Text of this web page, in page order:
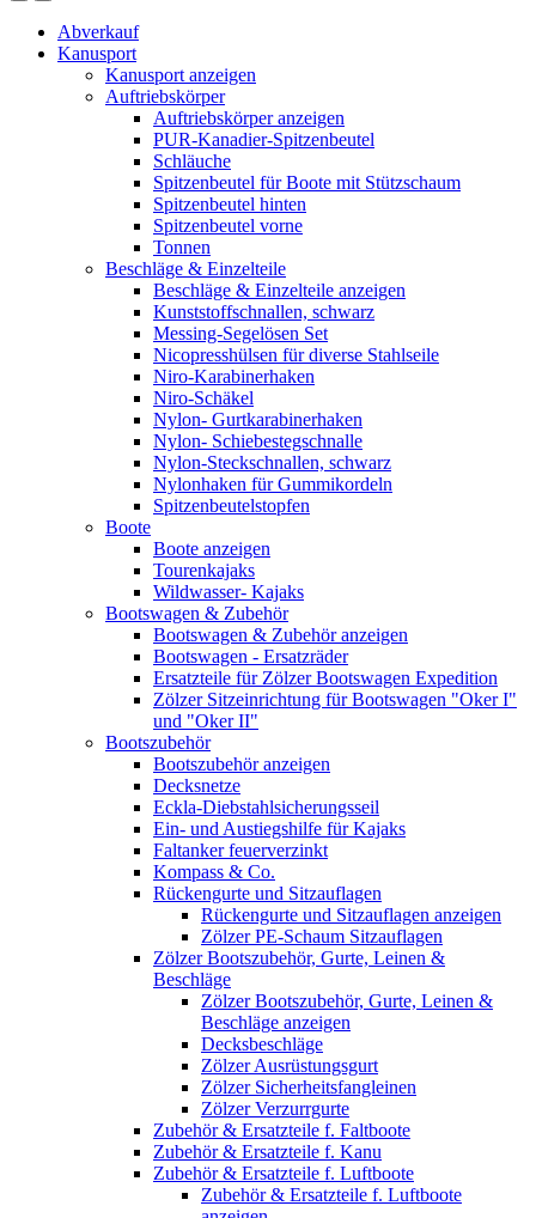
Abverkauf
Kanusport
Kanusport anzeigen
Auftriebskörper
Auftriebskörper anzeigen
PUR-Kanadier-Spitzenbeutel
Schläuche
Spitzenbeutel für Boote mit Stützschaum
Spitzenbeutel hinten
Spitzenbeutel vorne
Tonnen
Beschläge & Einzelteile
Beschläge & Einzelteile anzeigen
Kunststoffschnallen, schwarz
Messing-Segelösen Set
Nicopresshülsen für diverse Stahlseile
Niro-Karabinerhaken
Niro-Schäkel
Nylon- Gurtkarabinerhaken
Nylon- Schiebestegschnalle
Nylon-Steckschnallen, schwarz
Nylonhaken für Gummikordeln
Spitzenbeutelstopfen
Boote
Boote anzeigen
Tourenkajaks
Wildwasser- Kajaks
Bootswagen & Zubehör
Bootswagen & Zubehör anzeigen
Bootswagen - Ersatzräder
Ersatzteile für Zölzer Bootswagen Expedition
Zölzer Sitzeinrichtung für Bootswagen "Oker I"
und "Oker II"
Bootszubehör
Bootszubehör anzeigen
Decksnetze
Eckla-Diebstahlsicherungsseil
Ein- und Austiegshilfe für Kajaks
Faltanker feuerverzinkt
Kompass & Co.
Rückengurte und Sitzauflagen
Rückengurte und Sitzauflagen anzeigen
Zölzer PE-Schaum Sitzauflagen
Zölzer Bootszubehör, Gurte, Leinen &
Beschläge
Zölzer Bootszubehör, Gurte, Leinen &
Beschläge anzeigen
Decksbeschläge
Zölzer Ausrüstungsgurt
Zölzer Sicherheitsfangleinen
Zölzer Verzurrgurte
Zubehör & Ersatzteile f. Faltboote
Zubehör & Ersatzteile f. Kanu
Zubehör & Ersatzteile f. Luftboote
Zubehör & Ersatzteile f. Luftboote